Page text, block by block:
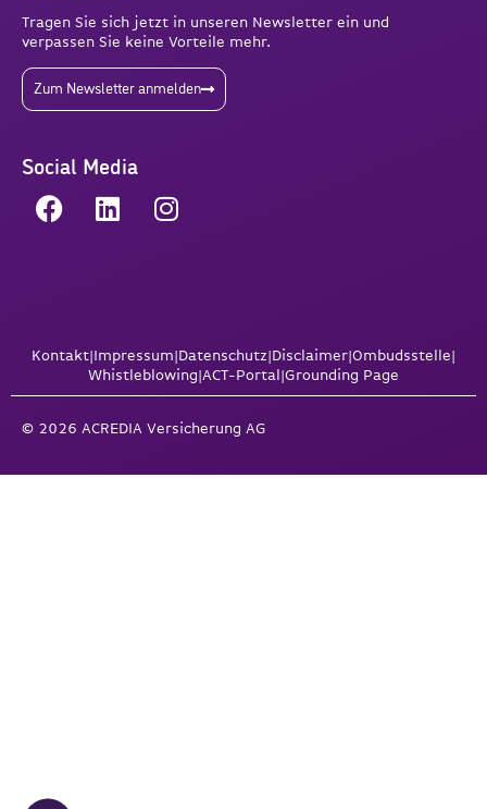
Tragen Sie sich jetzt in unseren Newsletter ein und
verpassen Sie keine Vorteile mehr.
Zum Newsletter anmelden
Social Media
Kontakt|Impressum|Datenschutz|Disclaimer|Ombudsstelle|
Whistleblowing|ACT-Portal|Grounding Page
© 2026 ACREDIA Versicherung AG